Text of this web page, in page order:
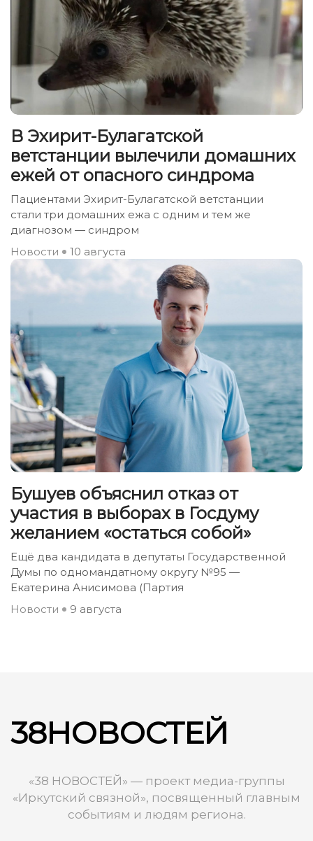
В Эхирит-Булагатской
ветстанции вылечили домашних
ежей от опасного синдрома
Пациентами Эхирит-Булагатской ветстанции
стали три домашних ежа с одним и тем же
диагнозом — синдром
Новости
10 августа
Бушуев объяснил отказ от
участия в выборах в Госдуму
желанием «остаться собой»
Ещё два кандидата в депутаты Государственной
Думы по одномандатному округу №95 —
Екатерина Анисимова (Партия
Новости
9 августа
38НОВОСТЕЙ
«38 НОВОСТЕЙ» — проект медиа-группы
«Иркутский связной», посвященный главным
событиям и людям региона.